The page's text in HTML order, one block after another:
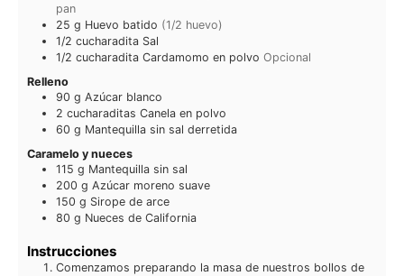
pan
25 g Huevo batido (1/2 huevo)
1/2 cucharadita Sal
1/2 cucharadita Cardamomo en polvo Opcional
Relleno
90 g Azúcar blanco
2 cucharaditas Canela en polvo
60 g Mantequilla sin sal derretida
Caramelo y nueces
115 g Mantequilla sin sal
200 g Azúcar moreno suave
150 g Sirope de arce
80 g Nueces de California
Instrucciones
Comenzamos preparando la masa de nuestros bollos de